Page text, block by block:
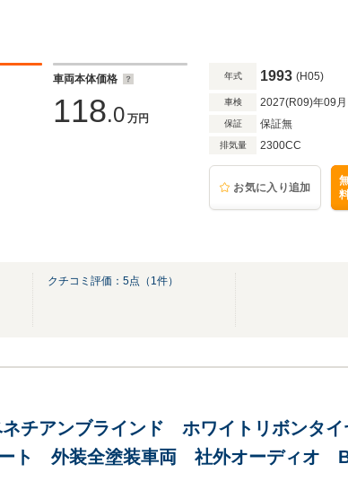
車両本体価格
118.0 万円
年式 1993 (H05)
車検 2027(R09)年09月
保証 保証無
排気量 2300CC
お気に入り追加
クチコミ評価： 5点（ 1件）
ネチアンブラインド ホワイトリボンタ
ート 外装全塗装車両 社外オーディオ